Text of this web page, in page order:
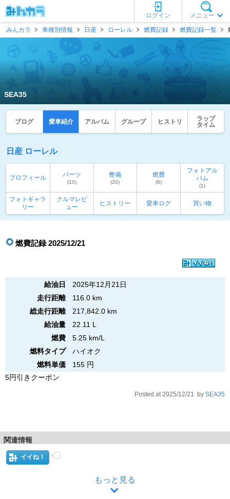
メニュー
ログイン
みんカラ
車種別情報 日産 ローレル 燃費記録 燃費記録一覧
SEA35
ブログ 愛車紹介 アルバム グループ ヒストリ
ラップ
タイム
日産 ローレル
プロフィール パーツ
(10)
整備
(20)
燃費
(6)
フォトアル
バム
(1)
フォトギャラ
リー
クルマレビ
ュー
ヒストリー 愛車ログ 買い物
燃費記録 2025/12/21
給油日
2025年12月21日
走行距離
116.0 km
総走行距離
217,842.0 km
給油量
22.11 L
燃費
5.25 km/L
燃料タイプ
ハイオク
燃料単価
155 円
5円引きクーポン
Posted at 2025/12/21 by SEA35
関連情報
イイね！
もっと見る